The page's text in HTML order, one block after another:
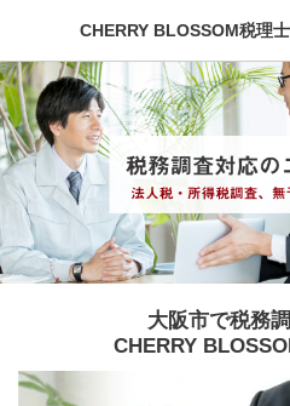
CHERRY BLOSSOM税理
大阪市で税務
CHERRY